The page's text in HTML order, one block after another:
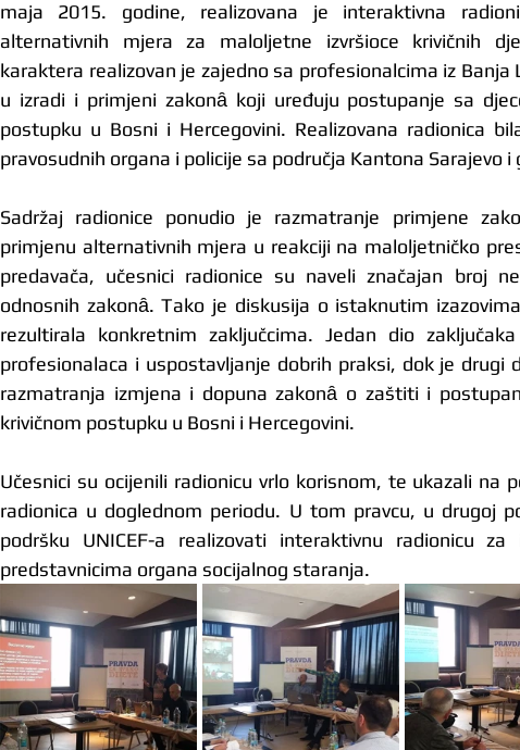
maja 2015. godine, realizovana je interaktivna
alternativnih mjera za maloljetne izvršioce krivičnih
karaktera realizovan je zajedno sa profesionalcima iz Banja
u izradi i primjeni zakonȃ koji uređuju postupanje sa
postupku u Bosni i Hercegovini. Realizovana radionica
pravosudnih organa i policije sa područja Kantona Sarajevo i
Sadržaj radionice ponudio je razmatranje primjene
primjenu alternativnih mjera u reakciji na maloljetničko
predavača, učesnici radionice su naveli značajan broj
odnosnih zakonȃ. Tako je diskusija o istaknutim
rezultirala konkretnim zaključcima. Jedan dio
profesionalaca i uspostavljanje dobrih praksi, dok je drugi
razmatranja izmjena i dopuna zakonȃ o zaštiti i
krivičnom postupku u Bosni i Hercegovini.
Učesnici su ocijenili radionicu vrlo korisnom, te ukazali na
radionica u doglednom periodu. U tom pravcu, u drugoj
podršku UNICEF-a realizovati interaktivnu radionicu
predstavnicima organa socijalnog staranja.